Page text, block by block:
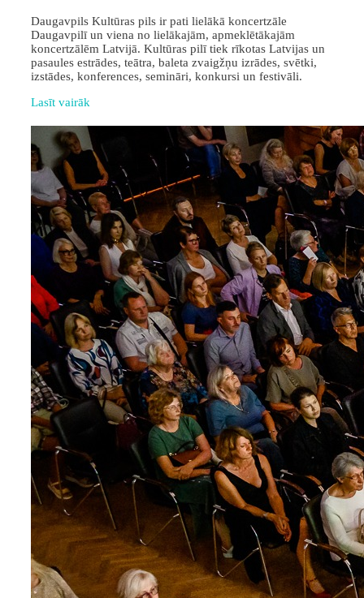
Daugavpils Kultūras pils ir pati lielākā koncertzāle
Daugavpilī un viena no lielākajām, apmeklētākajām
koncertzālēm Latvijā. Kultūras pilī tiek rīkotas Latvijas un
pasaules estrādes, teātra, baleta zvaigžņu izrādes, svētki,
izstādes, konferences, semināri, konkursi un festivāli.
Lasīt vairāk